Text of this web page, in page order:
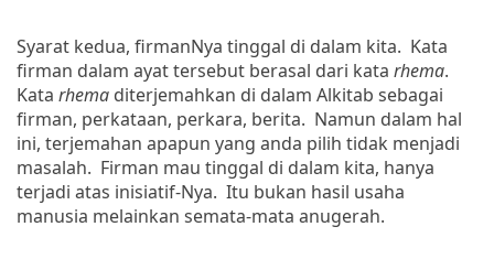
Syarat kedua, firmanNya tinggal di dalam kita. Kata
firman dalam ayat tersebut berasal dari kata rhema.
Kata rhema diterjemahkan di dalam Alkitab sebagai
firman, perkataan, perkara, berita. Namun dalam hal
ini, terjemahan apapun yang anda pilih tidak menjadi
masalah. Firman mau tinggal di dalam kita, hanya
terjadi atas inisiatif-Nya. Itu bukan hasil usaha
manusia melainkan semata-mata anugerah.